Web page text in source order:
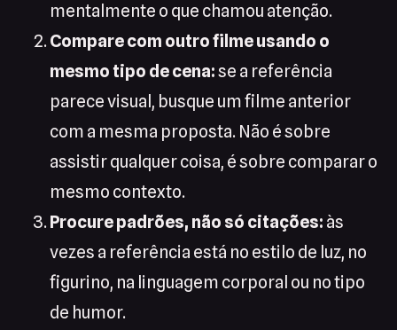
mentalmente o que chamou atenção.
Compare com outro filme usando o
mesmo tipo de cena:se a referência
parece visual, busque um filme anterior
com a mesma proposta. Não é sobre
assistir qualquer coisa, é sobre comparar o
mesmo contexto.
Procure padrões, não só citações: às
vezes a referência está no estilo de luz, no
figurino, na linguagem corporal ou no tipo
de humor.